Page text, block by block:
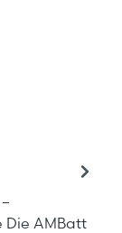
Die AMBatt